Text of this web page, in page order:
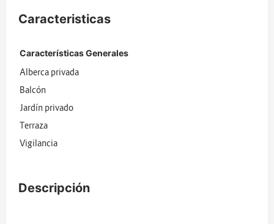
Caracteristicas
Características Generales
Alberca privada
Balcón
Jardín privado
Terraza
Vigilancia
Descripción